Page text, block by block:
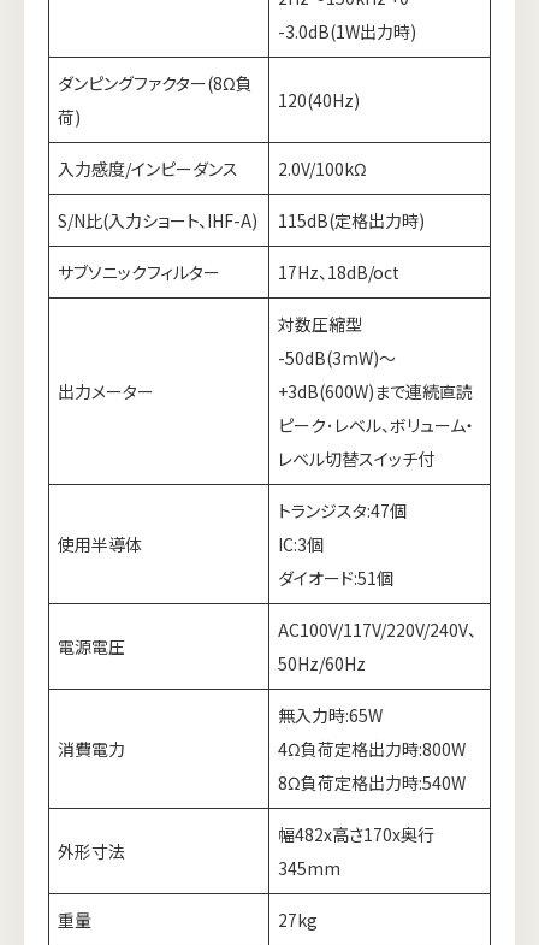
-3.0dB(1W出力時)
ダンピングファクター(8Ω負
荷)
120(40Hz)
入力感度/インピーダンス 2.0V/100kΩ
S/N比(入力ショート、IHF-A) 115dB(定格出力時)
サブソニックフィルター 17Hz、18dB/oct
出力メーター
対数圧縮型
-50dB(3mW)～
+3dB(600W)まで連続直読
ピーク･レベル、ボリューム・
レベル切替スイッチ付
使用半導体
トランジスタ:47個
IC:3個
ダイオード:51個
電源電圧
AC100V/117V/220V/240V、
50Hz/60Hz
消費電力
無入力時:65W
4Ω負荷定格出力時:800W
8Ω負荷定格出力時:540W
外形寸法
幅482x高さ170x奥行
345mm
重量 27kg